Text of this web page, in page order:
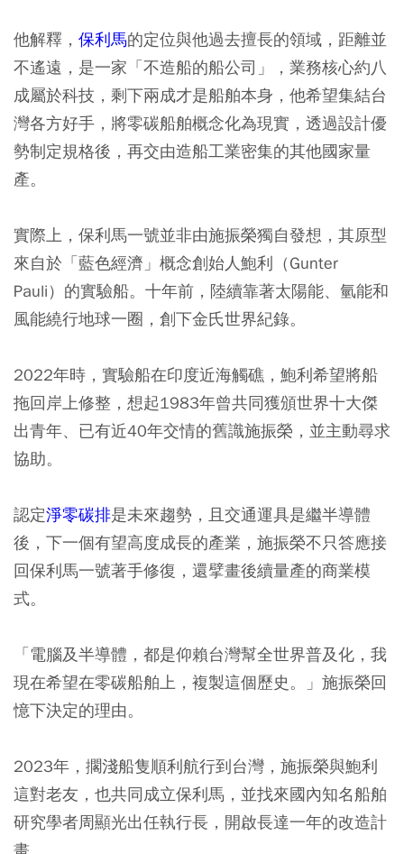
他解釋， 保利馬的定位與他過去擅長的領域，距離並
不遙遠，是一家「不造船的船公司」，業務核心約八
成屬於科技，剩下兩成才是船舶本身，他希望集結台
灣各方好手，將零碳船舶概念化為現實，透過設計優
勢制定規格後，再交由造船工業密集的其他國家量
產。
實際上，保利馬一號並非由施振榮獨自發想，其原型
來自於「藍色經濟」概念創始人鮑利（Gunter
Pauli）的實驗船。十年前，陸續靠著太陽能、氫能和
風能繞行地球一圈，創下金氏世界紀錄。
2022年時，實驗船在印度近海觸礁，鮑利希望將船
拖回岸上修整，想起1983年曾共同獲頒世界十大傑
出青年、已有近40年交情的舊識施振榮，並主動尋求
協助。
認定淨零碳排是未來趨勢，且交通運具是繼半導體
後，下一個有望高度成長的產業，施振榮不只答應接
回保利馬一號著手修復，還擘畫後續量產的商業模
式。
「電腦及半導體，都是仰賴台灣幫全世界普及化，我
現在希望在零碳船舶上，複製這個歷史。」施振榮回
憶下決定的理由。
2023年，擱淺船隻順利航行到台灣，施振榮與鮑利
這對老友，也共同成立保利馬，並找來國內知名船舶
研究學者周顯光出任執行長，開啟長達一年的改造計